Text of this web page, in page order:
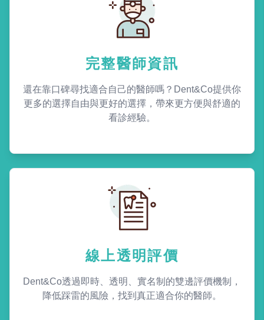
完整醫師資訊
還在靠口碑尋找適合自己的醫師嗎？Dent&Co提供你
更多的選擇自由與更好的選擇，帶來更方便與舒適的
看診經驗。
線上透明評價
Dent&Co透過即時、透明、實名制的雙邊評價機制，
降低踩雷的風險，找到真正適合你的醫師。